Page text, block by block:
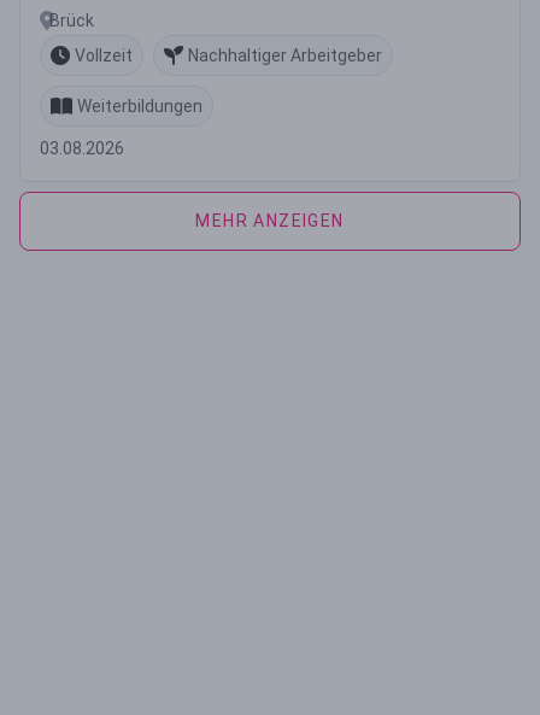
Brück
Vollzeit
Nachhaltiger Arbeitgeber
Weiterbildungen
03.08.2026
MEHR ANZEIGEN